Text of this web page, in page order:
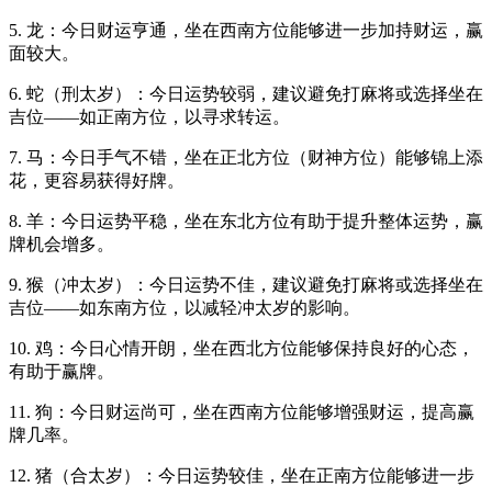
5. 龙：今日财运亨通，坐在西南方位能够进一步加持财运，赢
面较大。
6. 蛇（刑太岁）：今日运势较弱，建议避免打麻将或选择坐在
吉位——如正南方位，以寻求转运。
7. 马：今日手气不错，坐在正北方位（财神方位）能够锦上添
花，更容易获得好牌。
8. 羊：今日运势平稳，坐在东北方位有助于提升整体运势，赢
牌机会增多。
9. 猴（冲太岁）：今日运势不佳，建议避免打麻将或选择坐在
吉位——如东南方位，以减轻冲太岁的影响。
10. 鸡：今日心情开朗，坐在西北方位能够保持良好的心态，
有助于赢牌。
11. 狗：今日财运尚可，坐在西南方位能够增强财运，提高赢
牌几率。
12. 猪（合太岁）：今日运势较佳，坐在正南方位能够进一步